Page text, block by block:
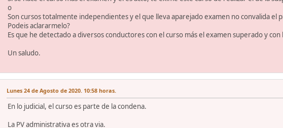
o
Son cursos totalmente independientes y el que lleva aparejado examen no convalida el
Podeis aclararmelo?
Es que he detectado a diversos conductores con el curso más el examen superado y
Un saludo.
Lunes 24 de Agosto de 2020. 10:58 horas.
En lo judicial, el curso es parte de la condena.
La PV administrativa es otra via.